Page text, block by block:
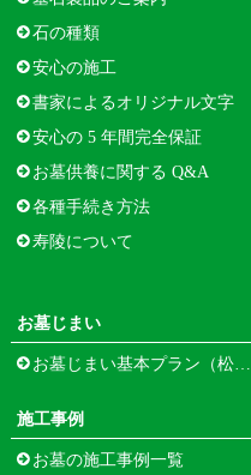
石の種類
安心の施工
書家によるオリジナル文字
安心の 5 年間完全保証
お墓供養に関する Q&A
各種手続き方法
寿陵について
お墓じまい
お墓じまい基本プラン（松江市寺町）
施工事例
お墓の施工事例一覧